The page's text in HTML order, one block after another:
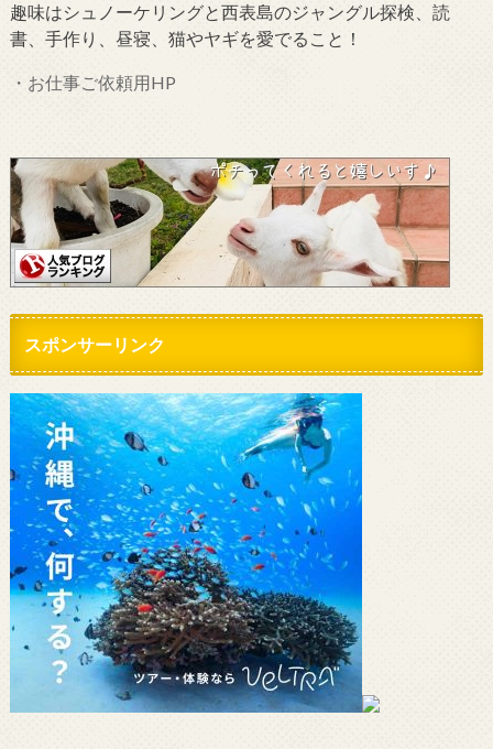
趣味はシュノーケリングと西表島のジャングル探検、読
書、手作り、昼寝、猫やヤギを愛でること！
・お仕事ご依頼用HP
スポンサーリンク